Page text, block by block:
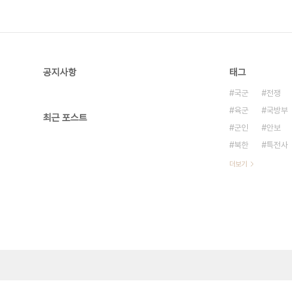
공지사항
최근 포스트
태그
국군 전쟁
육군
국방부
군인
안보
북한
특전사
더보기